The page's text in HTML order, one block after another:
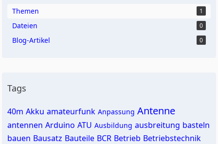
Themen 1
Dateien 0
Blog-Artikel 0
Tags
40m Akku amateurfunk Anpassung Antenne
antennen Arduino ATU Ausbildung ausbreitung basteln
bauen Bausatz Bauteile BCR Betrieb Betriebstechnik